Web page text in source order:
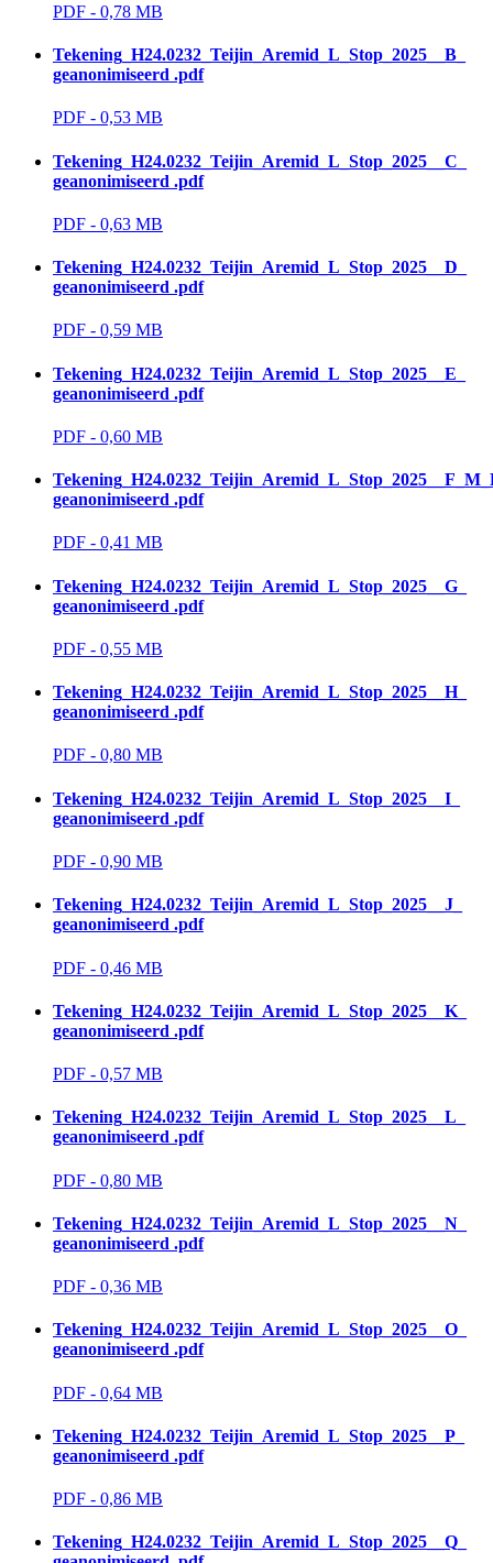
PDF - 0,78 MB
Tekening_H24.0232_Teijin_Aremid_L_Stop_2025__B_
geanonimiseerd .pdf
PDF - 0,53 MB
Tekening_H24.0232_Teijin_Aremid_L_Stop_2025__C_
geanonimiseerd .pdf
PDF - 0,63 MB
Tekening_H24.0232_Teijin_Aremid_L_Stop_2025__D_
geanonimiseerd .pdf
PDF - 0,59 MB
Tekening_H24.0232_Teijin_Aremid_L_Stop_2025__E_
geanonimiseerd .pdf
PDF - 0,60 MB
geanonimiseerd .pdf
PDF - 0,41 MB
Tekening_H24.0232_Teijin_Aremid_L_Stop_2025__G_
geanonimiseerd .pdf
PDF - 0,55 MB
Tekening_H24.0232_Teijin_Aremid_L_Stop_2025__H_
geanonimiseerd .pdf
PDF - 0,80 MB
Tekening_H24.0232_Teijin_Aremid_L_Stop_2025__I_
geanonimiseerd .pdf
PDF - 0,90 MB
Tekening_H24.0232_Teijin_Aremid_L_Stop_2025__J_
geanonimiseerd .pdf
PDF - 0,46 MB
Tekening_H24.0232_Teijin_Aremid_L_Stop_2025__K_
geanonimiseerd .pdf
PDF - 0,57 MB
Tekening_H24.0232_Teijin_Aremid_L_Stop_2025__L_
geanonimiseerd .pdf
PDF - 0,80 MB
Tekening_H24.0232_Teijin_Aremid_L_Stop_2025__N_
geanonimiseerd .pdf
PDF - 0,36 MB
Tekening_H24.0232_Teijin_Aremid_L_Stop_2025__O_
geanonimiseerd .pdf
PDF - 0,64 MB
Tekening_H24.0232_Teijin_Aremid_L_Stop_2025__P_
geanonimiseerd .pdf
PDF - 0,86 MB
Tekening_H24.0232_Teijin_Aremid_L_Stop_2025__Q_